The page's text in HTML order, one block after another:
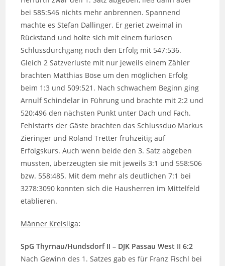
bei 585:546 nichts mehr anbrennen. Spannend
machte es Stefan Dallinger. Er geriet zweimal in
Rückstand und holte sich mit einem furiosen
Schlussdurchgang noch den Erfolg mit 547:536.
Gleich 2 Satzverluste mit nur jeweils einem Zähler
brachten Matthias Böse um den möglichen Erfolg
beim 1:3 und 509:521. Nach schwachem Beginn ging
Arnulf Schindelar in Führung und brachte mit 2:2 und
520:496 den nächsten Punkt unter Dach und Fach.
Fehlstarts der Gäste brachten das Schlussduo Markus
Zieringer und Roland Tretter frühzeitig auf
Erfolgskurs. Auch wenn beide den 3. Satz abgeben
mussten, überzeugten sie mit jeweils 3:1 und 558:506
bzw. 558:485. Mit dem mehr als deutlichen 7:1 bei
3278:3090 konnten sich die Hausherren im Mittelfeld
etablieren.
Männer Kreisliga:
SpG Thyrnau/Hundsdorf II – DJK Passau West II 6:2
Nach Gewinn des 1. Satzes gab es für Franz Fischl bei